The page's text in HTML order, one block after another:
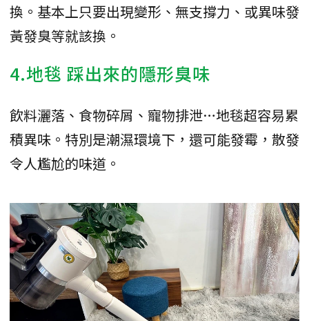
換。基本上只要出現變形、無支撐力、或異味發
黃發臭等就該換。
4.地毯 踩出來的隱形臭味
飲料灑落、食物碎屑、寵物排泄…地毯超容易累
積異味。特別是潮濕環境下，還可能發霉，散發
令人尷尬的味道。